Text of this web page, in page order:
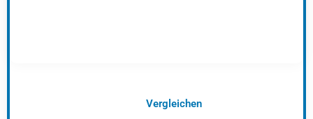
Vergleichen